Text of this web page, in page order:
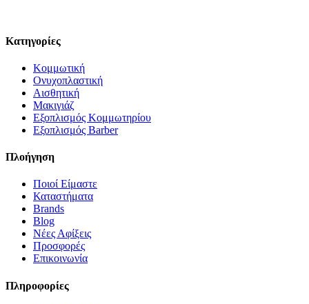
Κατηγορίες
Κομμωτική
Ονυχοπλαστική
Αισθητική
Μακιγιάζ
Εξοπλισμός Κομμωτηρίου
Εξοπλισμός Barber
Πλοήγηση
Ποιοί Είμαστε
Καταστήματα
Brands
Blog
Νέες Αφίξεις
Προσφορές
Επικοινωνία
Πληροφορίες